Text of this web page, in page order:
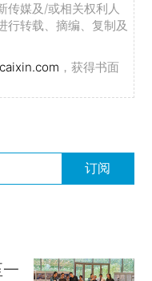
传媒及/或相关权利人
行转载、摘编、复制及
，获得书面
订阅